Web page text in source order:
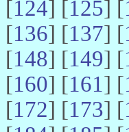
[124] [125] [
[136] [137] [
[148] [149] [
[160] [161] [
[172] [173] [